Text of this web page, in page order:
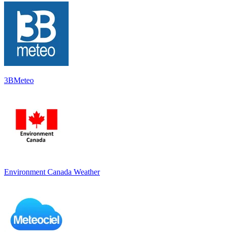
3BMeteo
Environment Canada Weather